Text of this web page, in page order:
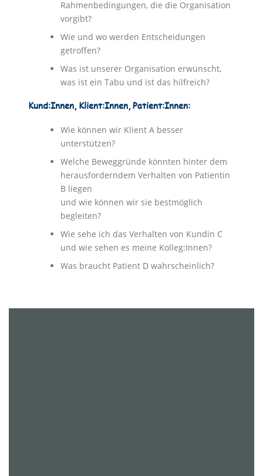
Rahmenbedingungen, die die Organisation
vorgibt?
Wie und wo werden Entscheidungen
getroffen?
Was ist unserer Organisation erwünscht,
was ist ein Tabu und ist das hilfreich?
Kund:Innen, Klient:Innen, Patient:Innen:
Wie können wir Klient A besser
unterstützen?
Welche Beweggründe könnten hinter dem
herausforderndem Verhalten von Patientin
B liegen
und wie können wir sie bestmöglich
begleiten?
Wie sehe ich das Verhalten von Kundin C
und wie sehen es meine Kolleg:Innen?
Was braucht Patient D wahrscheinlich?